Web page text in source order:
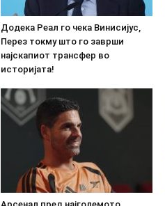
Додека Реал го чека Винисијус,
Перез токму што го заврши
најскапиот трансфер во
историјата!
Арсенал пред најголемото